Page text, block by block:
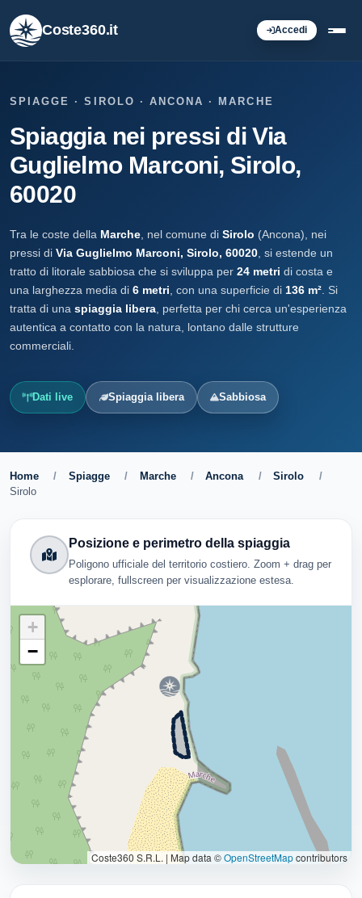
Coste360.it Accedi
SPIAGGE · SIROLO · ANCONA · MARCHE
Spiaggia nei pressi di Via
Guglielmo Marconi, Sirolo,
60020
Tra le coste della Marche , nel comune di Sirolo (Ancona), nei
pressi di Via Guglielmo Marconi, Sirolo, 60020 , si estende un
tratto di litorale sabbiosa che si sviluppa per 24 metri di costa e
una larghezza media di 6 metri , con una superficie di 136 m² . Si
tratta di una spiaggia libera , perfetta per chi cerca un'esperienza
autentica a contatto con la natura, lontano dalle strutture
commerciali.
Dati live Spiaggia libera Sabbiosa
Home / Spiagge / Marche / Ancona / Sirolo
/
Sirolo
Posizione e perimetro della spiaggia
Poligono ufficiale del territorio costiero. Zoom + drag per
esplorare, fullscreen per visualizzazione estesa.
+
−
Coste360 S.R.L. | Map data ©OpenStreetMapcontributors